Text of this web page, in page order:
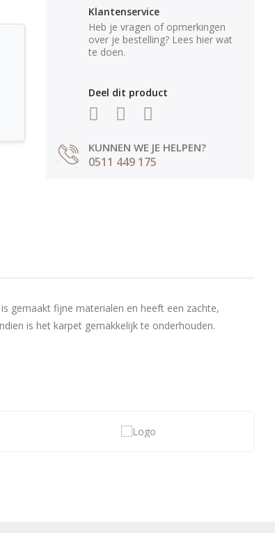
Klantenservice
Heb je vragen of opmerkingen
over je bestelling? Lees hier wat
te doen.
Deel dit product
KUNNEN WE JE HELPEN?
0511 449 175
gemaakt fijne materialen en heeft een zachte,
is het karpet gemakkelijk te onderhouden.